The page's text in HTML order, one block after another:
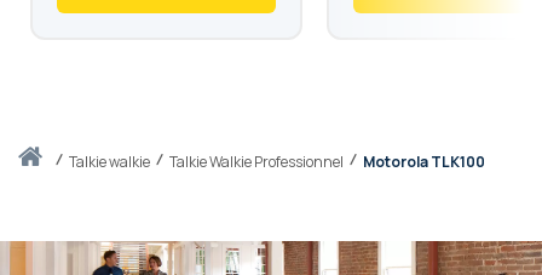
Accueiltalkie walkie Talkie Walkie Professionnel Motorola TLK100